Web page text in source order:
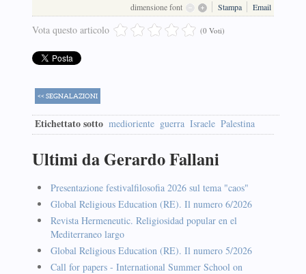
dimensione font Stampa Email
Vota questo articolo (0 Voti)
<< SEGNALAZIONI
Etichettato sotto medioriente guerra Israele Palestina
Ultimi da Gerardo Fallani
Presentazione festivalfilosofia 2026 sul tema "caos"
Global Religious Education (RE). Il numero 6/2026
Revista Hermeneutic. Religiosidad popular en el
Mediterraneo largo
Global Religious Education (RE). Il numero 5/2026
Call for papers - International Summer School on